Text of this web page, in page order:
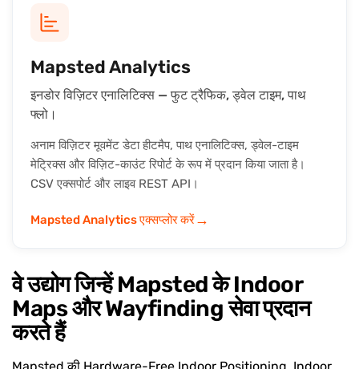
Mapsted Analytics
इनडोर विज़िटर एनालिटिक्स — फुट ट्रैफिक, ड्वेल टाइम, पाथ
फ्लो।
अनाम विज़िटर मूवमेंट डेटा हीटमैप, पाथ एनालिटिक्स, ड्वेल-टाइम
मेट्रिक्स और विज़िट-काउंट रिपोर्ट के रूप में प्रदान किया जाता है।
CSV एक्सपोर्ट और लाइव REST API।
Mapsted Analytics एक्सप्लोर करें→
वे उद्योग जिन्हें Mapsted के Indoor
Maps और Wayfinding सेवा प्रदान
करते हैं